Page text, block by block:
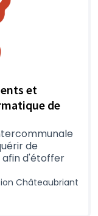
et
de
de
afin d'étoffer
Châteaubriant